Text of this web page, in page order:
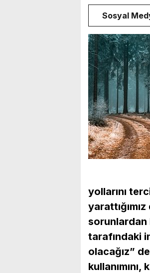
Sosyal
yollarını
sorunlardan
tarafındaki
olacağız”